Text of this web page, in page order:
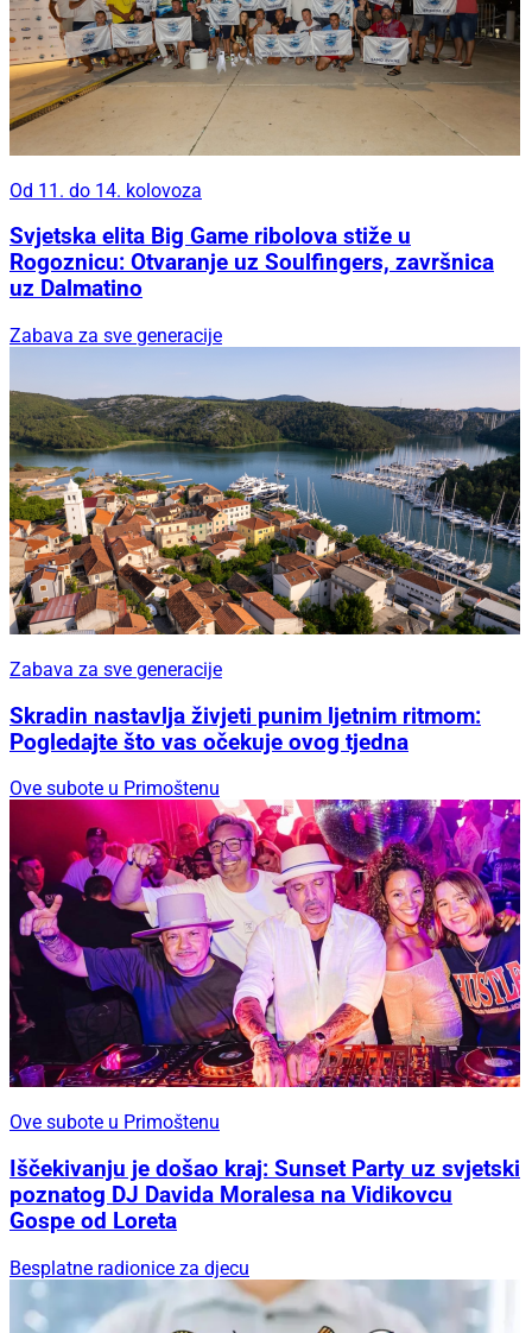
Od 11. do 14. kolovoza
Svjetska elita Big Game ribolova stiže u
Rogoznicu: Otvaranje uz Soulfingers, završnica
uz Dalmatino
Zabava za sve generacije
Zabava za sve generacije
Skradin nastavlja živjeti punim ljetnim ritmom:
Pogledajte što vas očekuje ovog tjedna
Ove subote u Primoštenu
Ove subote u Primoštenu
Iščekivanju je došao kraj: Sunset Party uz svjetski
poznatog DJ Davida Moralesa na Vidikovcu
Gospe od Loreta
Besplatne radionice za djecu